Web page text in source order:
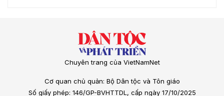
Chuyên trang của VietNamNet
Cơ quan chủ quản: Bộ Dân tộc và Tôn giáo
Số giấy phép: 146/GP-BVHTTDL, cấp ngày 17/10/2025